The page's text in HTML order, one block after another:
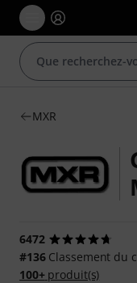
MXR
6472
#136Classement du
100+produit(s)